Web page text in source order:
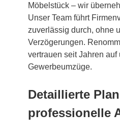
Möbelstück – wir
Unser Team führt
zuverlässig durch, ohne
Verzögerungen.
vertrauen seit Jahren auf
Gewerbeumzüge.
Detaillierte
professionelle